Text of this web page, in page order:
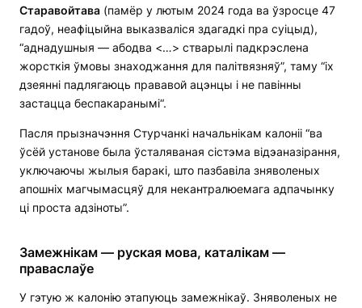
Старавойтава (памёр у лютым 2024 года ва ўзросце 47
гадоў, неафіцыйна выказваліся здагадкі пра суіцыд),
“аднадушныя — абодва <…> стварылі падкрэслена
жорсткія ўмовы знаходжання для палітвязняў”, таму “іх
дзеянні падлягаюць прававой ацэнцы і не павінны
застацца беспакаранымі“.
Пасля прызначэння Стурчанкі начальнікам калоніі “ва
ўсёй установе была ўсталяваная сістэма відэаназірання,
уключаючы жылыя баракі, што пазбавіла зняволеных
апошніх магчымасцяў для некантралюемага адпачынку
ці проста адзіноты”.
Замежнікам — руская мова, каталікам —
праваслаўе
У гэтую ж калонію этапуюць замежнікаў. Зняволеных не